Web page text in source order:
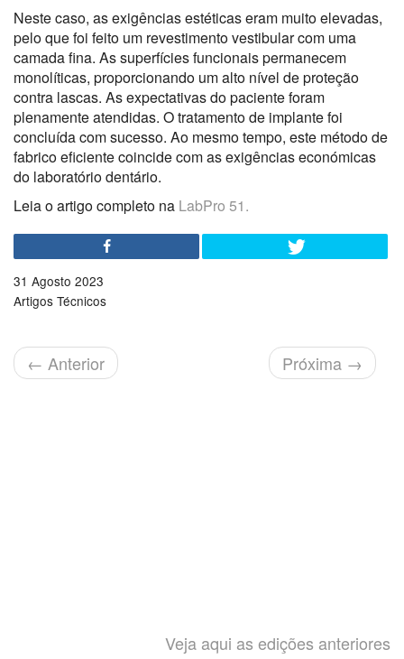
Neste caso, as exigências estéticas eram muito elevadas,
pelo que foi feito um revestimento vestibular com uma
camada fina. As superfícies funcionais permanecem
monolíticas, proporcionando um alto nível de proteção
contra lascas. As expectativas do paciente foram
plenamente atendidas. O tratamento de implante foi
concluída com sucesso. Ao mesmo tempo, este método de
fabrico eficiente coincide com as exigências económicas
do laboratório dentário.
Leia o artigo completo na LabPro 51.
31 Agosto 2023
Artigos Técnicos
← Anterior Próxima →
Veja aqui as edições anteriores